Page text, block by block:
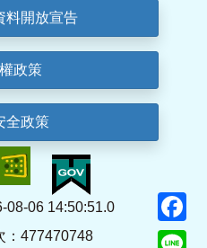
料開放宣告
政策
全政策
08-06 14:50:51.0
：477470748